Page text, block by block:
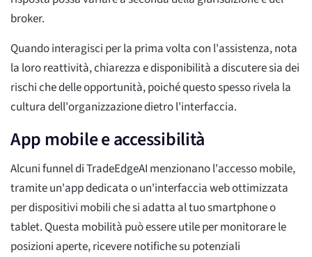
broker.
Quando interagisci per la prima volta con l'assistenza, nota
la loro reattività, chiarezza e disponibilità a discutere sia dei
rischi che delle opportunità, poiché questo spesso rivela la
cultura dell'organizzazione dietro l'interfaccia.
App mobile e accessibilità
Alcuni funnel di TradeEdgeAI menzionano l'accesso mobile,
tramite un'app dedicata o un'interfaccia web ottimizzata
per dispositivi mobili che si adatta al tuo smartphone o
tablet. Questa mobilità può essere utile per monitorare le
posizioni aperte, ricevere notifiche su potenziali